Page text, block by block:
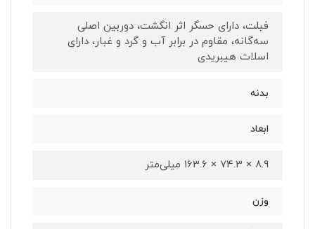
فبلت، دارای حسگر اثر انگشت، دوربین اصلی
سه‌گانه، مقاوم در برابر آب و گرد و غبار، دارای
اسلات هیبریدی
بدنه
ابعاد
8.9 × 74.3 × 163.6 میلی‌متر
وزن